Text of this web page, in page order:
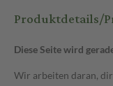
Produktdetails/
Diese Seite wird
Wir arbeiten daran,